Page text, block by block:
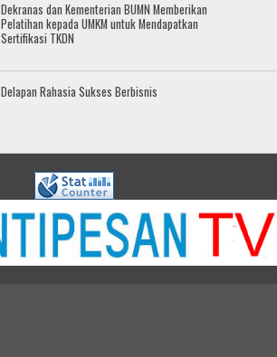
Dekranas dan Kementerian BUMN Memberikan
Pelatihan kepada UMKM untuk Mendapatkan
Sertifikasi TKDN
Delapan Rahasia Sukses Berbisnis